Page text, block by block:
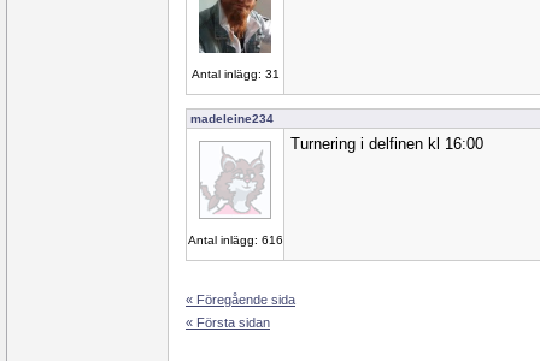
Antal inlägg: 31
madeleine234
Antal inlägg: 616
Turnering i delfinen kl 16:00
« Föregående sida
« Första sidan